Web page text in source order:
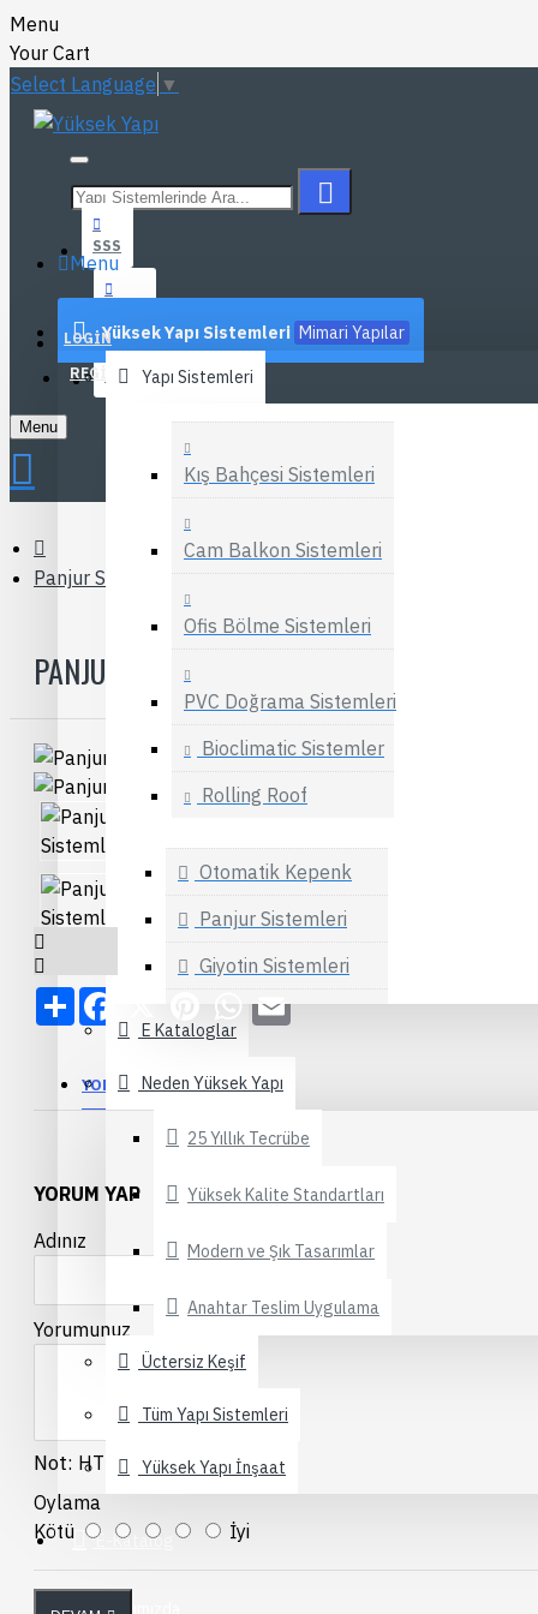
Menu
Your Cart
Select Language ▼
SSS
İLETIŞIM
Menu
Yüksek Yapı Sistemleri Mimari Yapılar
Yapı Sistemleri
Kış Bahçesi Sistemleri
Cam Balkon Sistemleri
Ofis Bölme Sistemleri
PVC Doğrama Sistemleri
Bioclimatic Sistemler
Rolling Roof
Otomatik Kepenk
Panjur Sistemleri
Giyotin Sistemleri
Hebeschiebe
Alüminyum Doğrama
Pergola Sistemleri
Sineklik Sistemleri
Duşakabin Sistemleri
Alüminyum Küpeşte
Fotosel Kapı Sistemleri
Tente Sistemleri
E Kataloglar
Neden Yüksek Yapı
25 Yıllık Tecrübe
Yüksek Kalite Standartları
Modern ve Şık Tasarımlar
Anahtar Teslim Uygulama
Üctersiz Keşif
Tüm Yapı Sistemleri
Yüksek Yapı İnşaat
E-Katalog
Hakkımızda
LOGIN
REGISTER
Menu
Panjur Sistemleri
PANJUR SISTEMLERI
Share Facebook
X PinterestWhatsApp
Email
YORUMLAR
YORUM YAP
Adınız
Yorumunuz
Not: HTML'e dönüştürülmez!
Oylama
Kötü
İyi